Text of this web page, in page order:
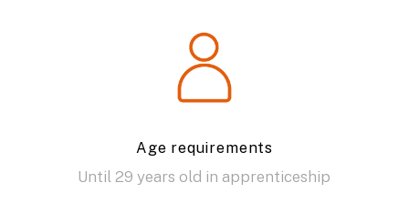
Age requirements
Until 29 years old in apprenticeship